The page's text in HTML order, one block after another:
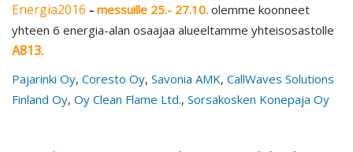
Energia2016 - messuille 25.- 27.10. olemme koonneet
yhteen 6 energia-alan osaajaa alueeltamme yhteisosastolle
A813.
Pajarinki Oy, Coresto Oy, Savonia AMK, CallWaves Solutions
Finland Oy, Oy Clean Flame Ltd., Sorsakosken Konepaja Oy